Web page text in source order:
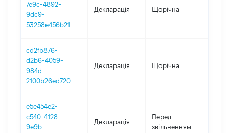
7e9c-4892-
9dc9-
53258e456b21
Декларація Щорічна
cd2fb876-
d2b6-4059-
984d-
2100b26ed720
Декларація Щорічна
e5e454e2-
c540-4128-
9e9b-
Декларація
Перед
звільненням